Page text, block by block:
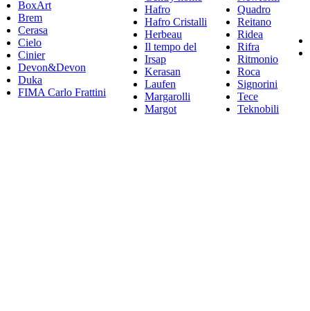
BoxArt
Brem
Cerasa
Cielo
Cinier
Devon&Devon
Duka
FIMA Carlo Frattini
Hafro
Hafro Cristalli
Herbeau
Il tempo del
Irsap
Kerasan
Laufen
Margarolli
Margot
Quadro
Reitano
Ridea
Rifra
Ritmonio
Roca
Signorini
Tece
Teknobili